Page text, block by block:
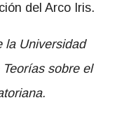
del Arco Iris.
la Universidad
sobre el